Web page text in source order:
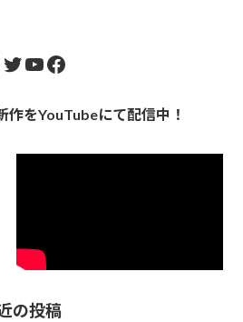
Twitter
YouTube
Facebook
作をYouTubeにて配信中！
の投稿